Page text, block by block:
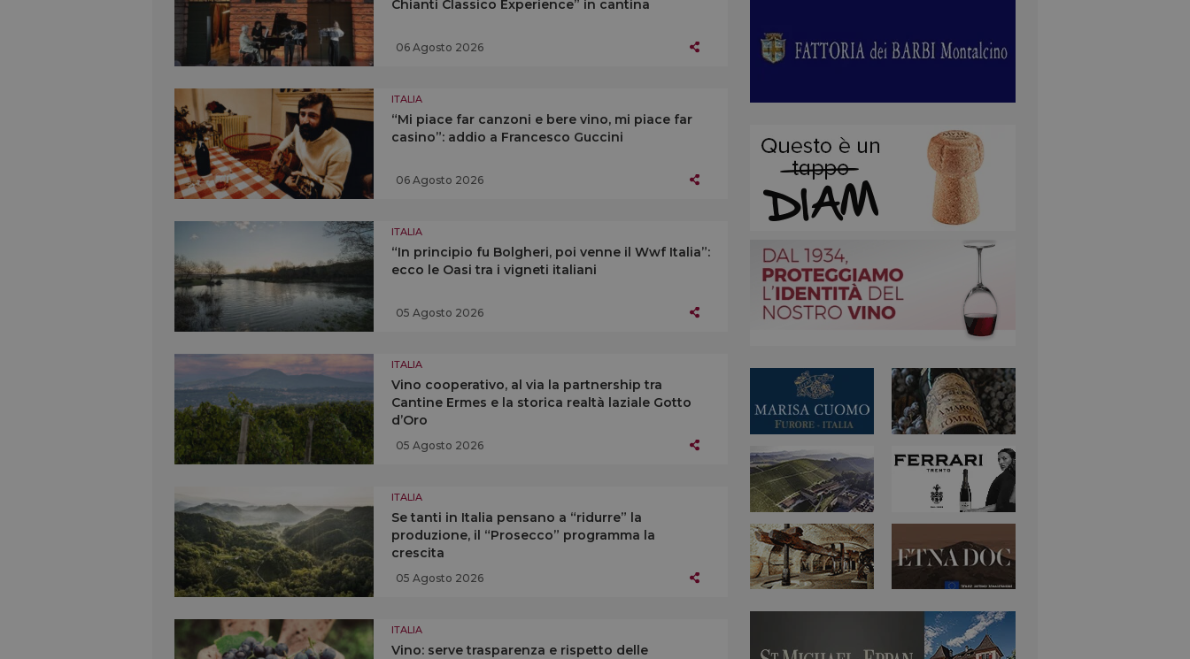
Chianti Classico Experience” in cantina
06 Agosto 2026
ITALIA
“Mi piace far canzoni e bere vino, mi piace far
casino”: addio a Francesco Guccini
06 Agosto 2026
ITALIA
“In principio fu Bolgheri, poi venne il Wwf Italia”:
ecco le Oasi tra i vigneti italiani
05 Agosto 2026
ITALIA
Vino cooperativo, al via la partnership tra
Cantine Ermes e la storica realtà laziale Gotto
d’Oro
05 Agosto 2026
ITALIA
Se tanti in Italia pensano a “ridurre” la
produzione, il “Prosecco” programma la
crescita
05 Agosto 2026
ITALIA
Vino: serve trasparenza e rispetto delle